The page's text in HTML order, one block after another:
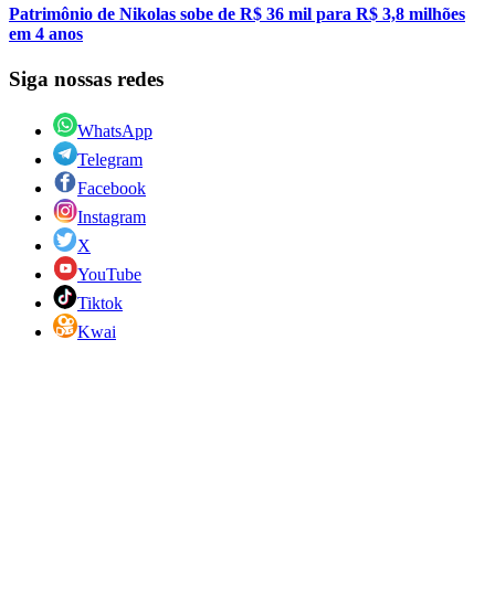
Patrimônio de Nikolas sobe de R$ 36 mil para R$ 3,8 milhões
em 4 anos
Siga nossas redes
WhatsApp
Telegram
Facebook
Instagram
X
YouTube
Tiktok
Kwai